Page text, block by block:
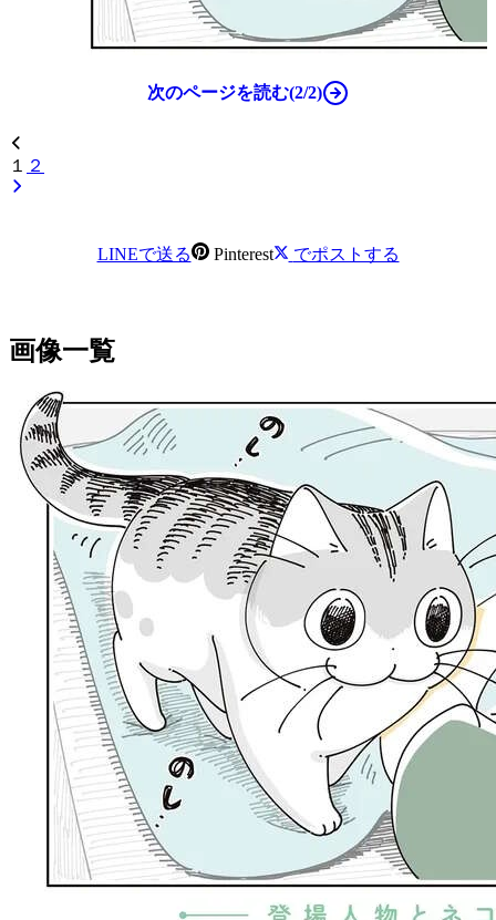
次のページを読む(2/2)
１ ２
LINEで送る Pinterest でポストする
画像一覧